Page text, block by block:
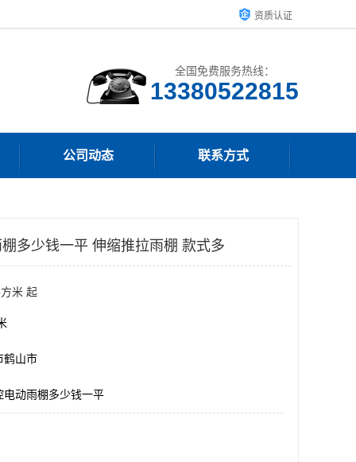
资质认证
全国免费服务热线：
13380522815
公司动态 联系方式
多少钱一平 伸缩推拉雨棚 款式多
米 起
鹤山市
电动雨棚多少钱一平